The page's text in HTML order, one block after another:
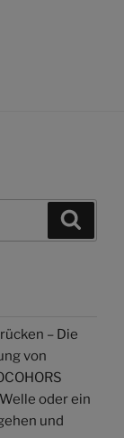
– Die
von
oder ein
und